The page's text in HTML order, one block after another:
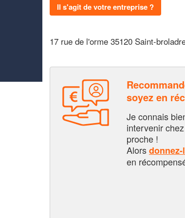
Il s'agit de votre entreprise ?
17 rue de l'orme 35120 Saint-
soyez en
Je connais
intervenir
proche !
Alors
en